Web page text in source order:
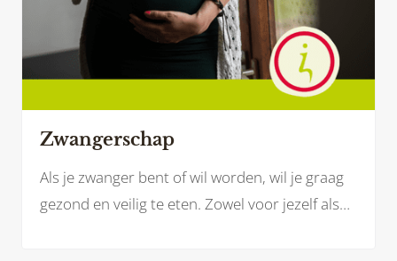
Zwangerschap
Als je zwanger bent of wil worden, wil je graag
gezond en veilig te eten. Zowel voor jezelf als